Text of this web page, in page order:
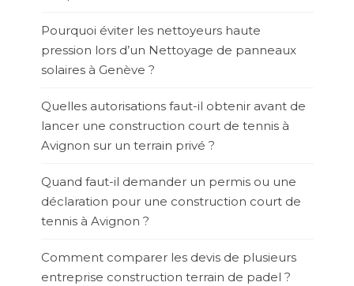
Pourquoi éviter les nettoyeurs haute
pression lors d’un Nettoyage de panneaux
solaires à Genève ?
Quelles autorisations faut-il obtenir avant de
lancer une construction court de tennis à
Avignon sur un terrain privé ?
Quand faut-il demander un permis ou une
déclaration pour une construction court de
tennis à Avignon ?
Comment comparer les devis de plusieurs
entreprise construction terrain de padel ?